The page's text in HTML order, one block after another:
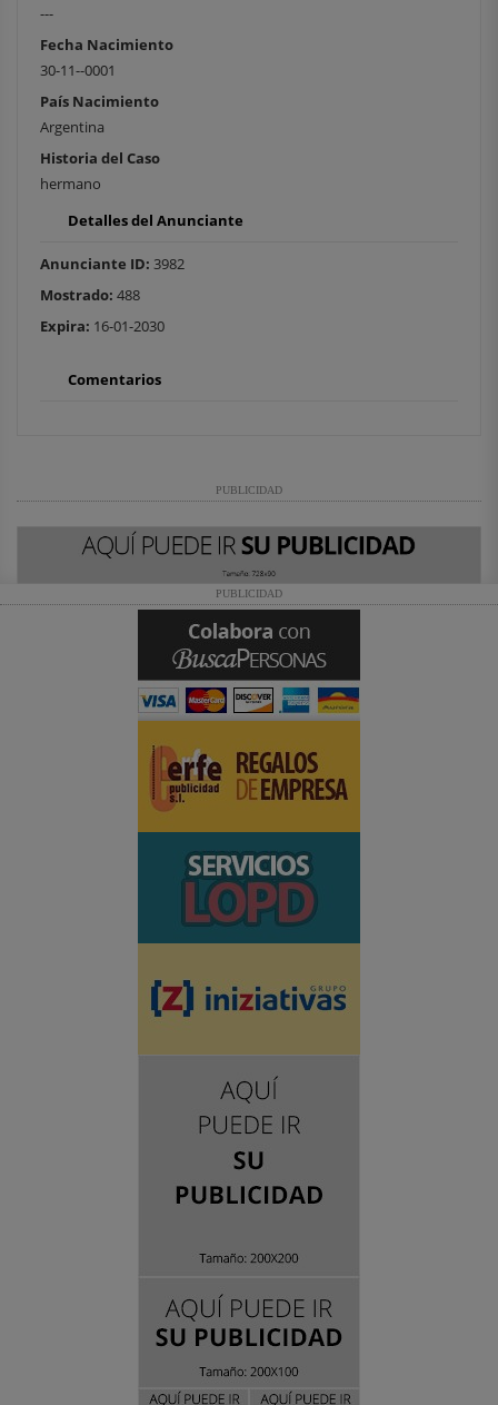
---
Fecha Nacimiento
30-11--0001
País Nacimiento
Argentina
Historia del Caso
hermano
Detalles del Anunciante
Anunciante ID: 3982
Mostrado: 488
Expira: 16-01-2030
Comentarios
PUBLICIDAD
PUBLICIDAD